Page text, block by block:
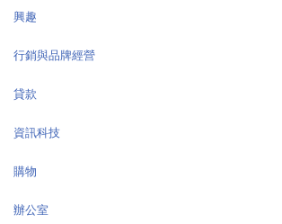
興趣
行銷與品牌經營
貸款
資訊科技
購物
辦公室